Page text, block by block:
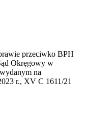
przeciwko BPH
Okręgowy w
na
r., XV C 1611/21